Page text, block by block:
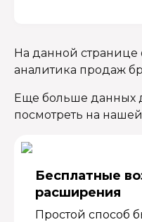
На данной странице
аналитика продаж
Еще больше данных
посмотреть на
Бесплатные
расширения
Простой способ